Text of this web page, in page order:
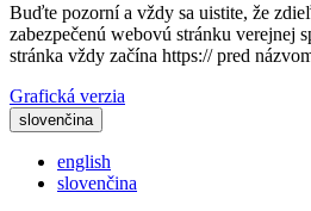
Buďte pozorní a vždy sa uistite, že
zabezpečenú webovú stránku verejnej
stránka vždy začína https:// pred
Grafická verzia
slovenčina
english
slovenčina